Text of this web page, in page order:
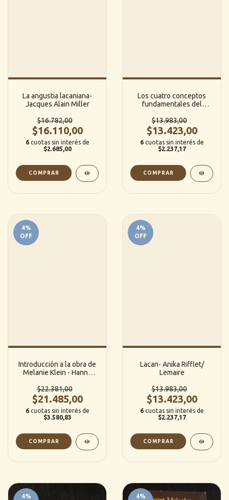
La angustia lacaniana-
Jacques Alain Miller
$16.782,00
$16.110,00
6 cuotas sin interés de
$2.685,00
Los cuatro conceptos
fundamentales del
Una introducción-
Roberto Harari
$13.983,00
$13.423,00
6 cuotas sin interés de
$2.237,17
4%
OFF
Introducción a la obra de
Melanie Klein - Hanna
$22.381,00
$21.485,00
6 cuotas sin interés de
$3.580,83
4%
OFF
Lacan- Anika Rifflet/
Lemaire
$13.983,00
$13.423,00
6 cuotas sin interés de
$2.237,17
4%
4%